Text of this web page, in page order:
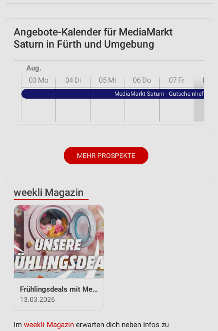
Angebote-Kalender für MediaMarkt
Saturn in Fürth und Umgebung
Aug.
03 Mo 04 Di 05 Mi 06 Do 07 Fr 08
MediaMarkt Saturn - Gutscheinheft
MEHR PROSPEKTE
weekli Magazin
Frühlingsdeals mit MediaMarkt Saturn
13.03.2026
Im weekli Magazin erwarten dich neben Infos zu